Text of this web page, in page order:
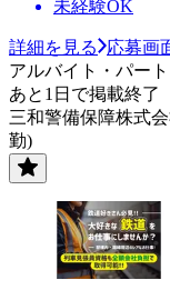
未経験OK
詳細を見る
応募画
アルバイト・パート
あと1日で掲載終了
三和警備保障株式
勤)